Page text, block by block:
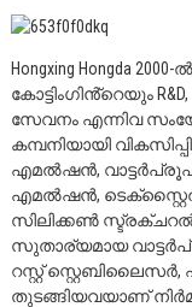
Hongxing Hongda
കോട്ടിംഗിൻ്റെയും
സേവനം എന്നിവ
കമ്പനിയായി
എമൽഷൻ,
എമൽഷൻ,
സിലിക്കൺ
സുതാര്യമായ
റസ്റ്റ്
തുടങ്ങിയവയാണ്